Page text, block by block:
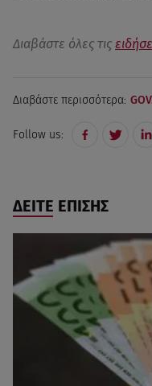
Διαβάστε όλες τις
Διαβάστε περισσότερα:
Follow us:
ΔΕΙΤΕ ΕΠΙΣΗΣ